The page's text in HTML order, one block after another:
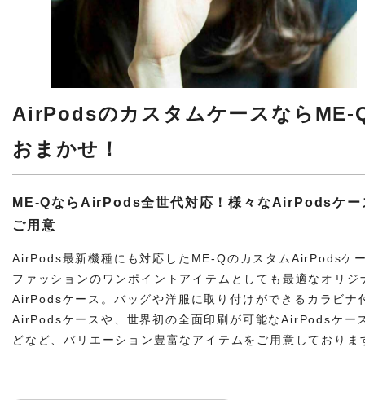
AirPodsのカスタムケースならME-
おまかせ！
ME-QならAirPods全世代対応！様々なAirPodsケー
ご用意
AirPods最新機種にも対応したME-QのカスタムAirPodsケ
ファッションのワンポイントアイテムとしても最適なオリジ
AirPodsケース。バッグや洋服に取り付けができるカラビナ
AirPodsケースや、世界初の全面印刷が可能なAirPodsケー
どなど、バリエーション豊富なアイテムをご用意しておりま